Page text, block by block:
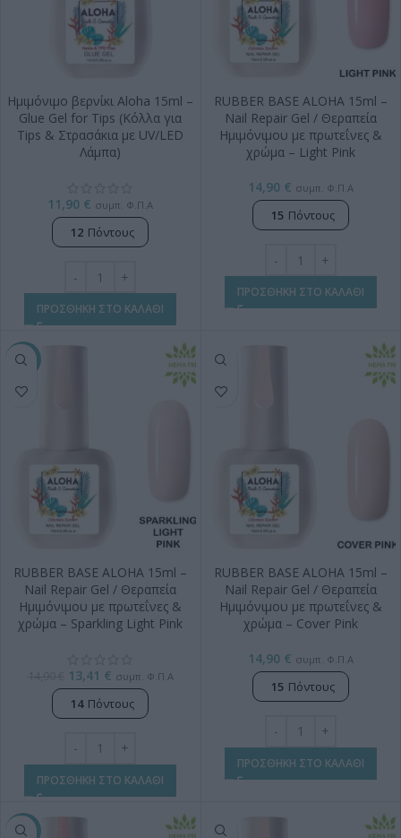
Ημιμόνιμο βερνίκι Aloha 15ml –
Glue Gel for Tips (Κόλλα για
Tips & Στρασάκια με UV/LED
Λάμπα)
11,90 € συμπ. Φ.Π.Α
12 Πόντους
ΠΡΟΣΘΗΚΗ ΣΤΟ ΚΑΛΑΘΙ
RUBBER BASE ALOHA 15ml –
Nail Repair Gel / Θεραπεία
Ημιμόνιμου με πρωτεΐνες &
χρώμα – Light Pink
14,90 € συμπ. Φ.Π.Α
15 Πόντους
ΠΡΟΣΘΗΚΗ ΣΤΟ ΚΑΛΑΘΙ
-10%
RUBBER BASE ALOHA 15ml –
Nail Repair Gel / Θεραπεία
Ημιμόνιμου με πρωτεΐνες &
χρώμα – Sparkling Light Pink
13,41 € συμπ. Φ.Π.Α
14 Πόντους
ΠΡΟΣΘΗΚΗ ΣΤΟ ΚΑΛΑΘΙ
RUBBER BASE ALOHA 15ml –
Nail Repair Gel / Θεραπεία
Ημιμόνιμου με πρωτεΐνες &
χρώμα – Cover Pink
14,90 € συμπ. Φ.Π.Α
15 Πόντους
ΠΡΟΣΘΗΚΗ ΣΤΟ ΚΑΛΑΘΙ
-10%